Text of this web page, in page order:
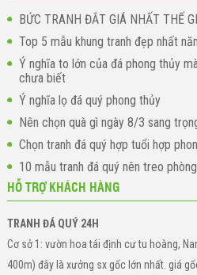
BỨC TRANH ĐẮT GIÁ NHẤT THẾ
Top 5 mẫu khung tranh đẹp nhất
Ý nghĩa to lớn của đá phong thủy
chưa biết
Ý nghĩa lọ đá quý phong thủy
Nên chọn quà gì ngày 8/3 sang
Chọn tranh đá quý hợp tuổi hợp
10 mẫu tranh đá quý nên treo
HỖ TRỢ KHÁCH HÀNG
TRANH ĐÁ QUÝ 24H
Cơ sở 1: vườn hoa tái định cư tu hoàng,
400m) đây là xưởng sx gốc lớn nhất. giá